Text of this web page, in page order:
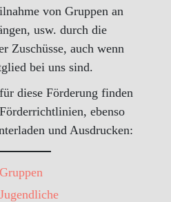
von Gruppen an
usw. durch die
Zuschüsse, auch wenn
bei uns sind.
diese Förderung finden
ebenso
und Ausdrucken: